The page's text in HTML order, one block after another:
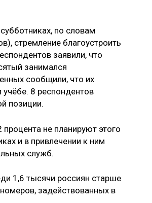
по словам
стремление благоустроить
заявили, что
занимался
сообщили, что их
учёбе. 8 респондентов
позиции.
не планируют этого
и в привлечении к ним
служб.
1,6 тысячи россиян старше
задействованных в